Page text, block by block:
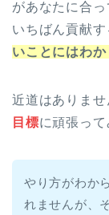
があなたに合
いちばん貢献
いことにはわ
近道はありま
目標に頑張って
やり方がわか
れませんが、